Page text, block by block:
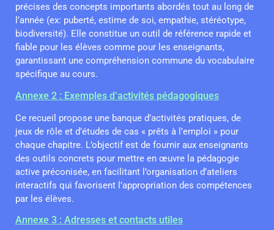
précises des concepts importants abordés tout au long de
l’année (ex: puberté, estime de soi, empathie, stéréotype,
biodiversité). Elle constitue un outil de référence rapide et
fiable pour les élèves comme pour les enseignants,
garantissant une compréhension commune du vocabulaire
spécifique au cours.
Annexe 2 : Exemples d’activités pédagogiques
Ce recueil propose une banque d’activités pratiques, de
jeux de rôle et d’études de cas « prêts à l’emploi » pour
chaque chapitre. L’objectif est de fournir aux enseignants
des outils concrets pour mettre en œuvre la pédagogie
active préconisée, en facilitant l’organisation d’ateliers
interactifs qui favorisent l’appropriation des compétences
par les élèves.
Annexe 3 : Adresses et contacts utiles